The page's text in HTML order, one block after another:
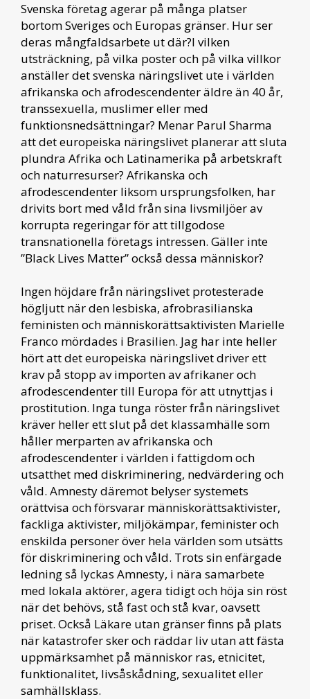
Svenska företag agerar på många platser
bortom Sveriges och Europas gränser. Hur ser
deras mångfaldsarbete ut där?I vilken
utsträckning, på vilka poster och på vilka villkor
anställer det svenska näringslivet ute i världen
afrikanska och afrodescendenter äldre än 40 år,
transsexuella, muslimer eller med
funktionsnedsättningar? Menar Parul Sharma
att det europeiska näringslivet planerar att sluta
plundra Afrika och Latinamerika på arbetskraft
och naturresurser? Afrikanska och
afrodescendenter liksom ursprungsfolken, har
drivits bort med våld från sina livsmiljöer av
korrupta regeringar för att tillgodose
transnationella företags intressen. Gäller inte
”Black Lives Matter” också dessa människor?
Ingen höjdare från näringslivet protesterade
högljutt när den lesbiska, afrobrasilianska
feministen och människorättsaktivisten Marielle
Franco mördades i Brasilien. Jag har inte heller
hört att det europeiska näringslivet driver ett
krav på stopp av importen av afrikaner och
afrodescendenter till Europa för att utnyttjas i
prostitution. Inga tunga röster från näringslivet
kräver heller ett slut på det klassamhälle som
håller merparten av afrikanska och
afrodescendenter i världen i fattigdom och
utsatthet med diskriminering, nedvärdering och
våld. Amnesty däremot belyser systemets
orättvisa och försvarar människorättsaktivister,
fackliga aktivister, miljökämpar, feminister och
enskilda personer över hela världen som utsätts
för diskriminering och våld. Trots sin enfärgade
ledning så lyckas Amnesty, i nära samarbete
med lokala aktörer, agera tidigt och höja sin röst
när det behövs, stå fast och stå kvar, oavsett
priset. Också Läkare utan gränser finns på plats
när katastrofer sker och räddar liv utan att fästa
uppmärksamhet på människor ras, etnicitet,
funktionalitet, livsåskådning, sexualitet eller
samhällsklass.